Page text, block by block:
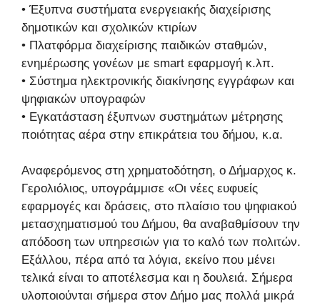
• Έξυπνα συστήματα ενεργειακής διαχείρισης
δημοτικών και σχολικών κτιρίων
• Πλατφόρμα διαχείρισης παιδικών σταθμών,
ενημέρωσης γονέων με smart εφαρμογή κ.λπ.
• Σύστημα ηλεκτρονικής διακίνησης εγγράφων και
ψηφιακών υπογραφών
• Εγκατάσταση έξυπνων συστημάτων μέτρησης
ποιότητας αέρα στην επικράτεια του δήμου, κ.α.
Αναφερόμενος στη χρηματοδότηση, ο Δήμαρχος κ.
Γερολιόλιος, υπογράμμισε «Οι νέες ευφυείς
εφαρμογές και δράσεις, στο πλαίσιο του ψηφιακού
μετασχηματισμού του Δήμου, θα αναβαθμίσουν την
απόδοση των υπηρεσιών για το καλό των πολιτών.
Εξάλλου, πέρα από τα λόγια, εκείνο που μένει
τελικά είναι το αποτέλεσμα και η δουλειά. Σήμερα
υλοποιούνται σήμερα στον Δήμο μας πολλά μικρά